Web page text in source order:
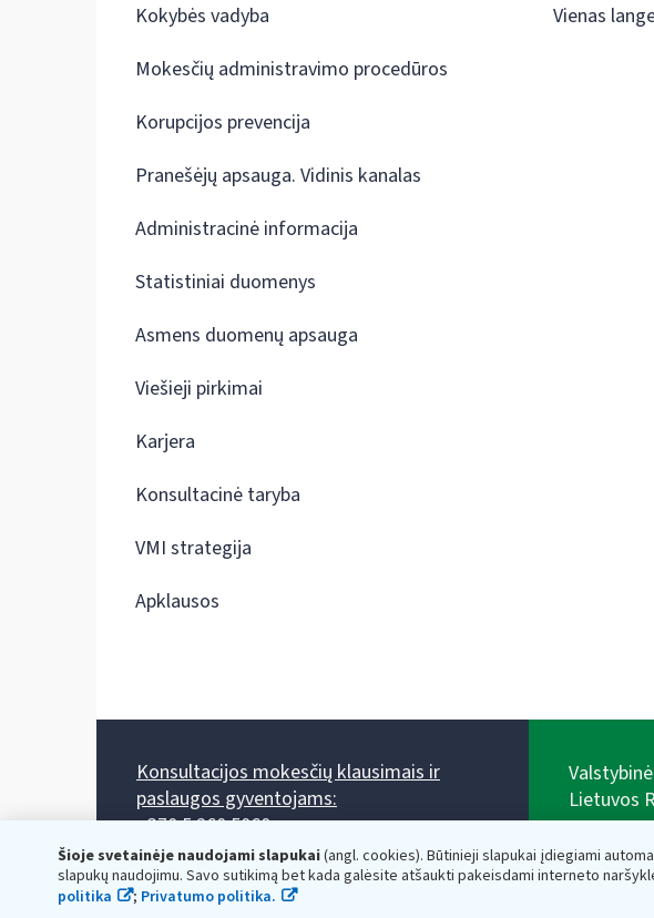
Šioje svetainėje naudojami slapukai(angl. cookies). Būtinieji slapukai įdiegiami
slapukų naudojimu. Savo sutikimą bet kada galėsite atšaukti pakeisdami interneto
politika
; Privatumo politika.
Kokybės vadyba
Mokesčių administravimo procedūros
Korupcijos prevencija
Pranešėjų apsauga. Vidinis kanalas
Administracinė informacija
Statistiniai duomenys
Asmens duomenų apsauga
Viešieji pirkimai
Karjera
Konsultacinė taryba
VMI strategija
Apklausos
Vienas
Konsultacijos mokesčių klausimais ir
paslaugos gyventojams:
+370 5 260 5060
Darbo laikas: I-IV 8.00-17.00, V 8.00-15.45.
Prieššventinę dieną - viena valanda trumpiau.
Kiekvieno mėnesio antrą penktadienį 8.00 val. - 12.00 val.
Lietuvos
adresas:
el.paštas: